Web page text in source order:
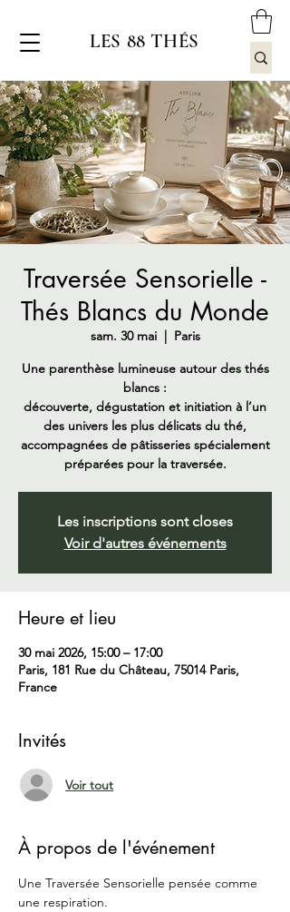
LES 88 THÉS
Traversée Sensorielle -
Thés Blancs du Monde
sam. 30 mai
  |
Paris
Une parenthèse lumineuse autour des thés
blancs :
découverte, dégustation et initiation à l’un
des univers les plus délicats du thé,
accompagnées de pâtisseries spécialement
préparées pour la traversée.
Les inscriptions sont closes
Voir d'autres événements
Heure et lieu
30 mai 2026, 15:00 – 17:00
Paris, 181 Rue du Château, 75014 Paris,
France
Invités
Voir tout
À propos de l'événement
Une Traversée Sensorielle pensée comme
une respiration.